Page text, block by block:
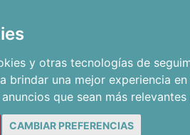
y otras tecnologías de
brindar una mejor experiencia
que sean más
CAMBIAR PREFERENCIAS